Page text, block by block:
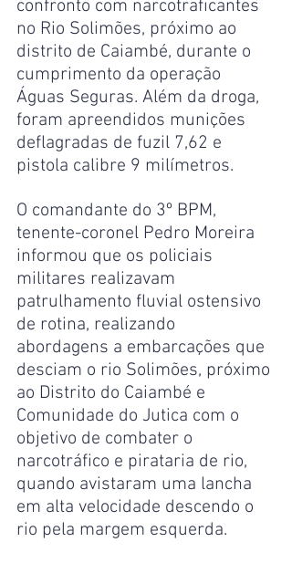
confronto com narcotraficantes
no Rio Solimões, próximo ao
distrito de Caiambé, durante o
cumprimento da operação
Águas Seguras. Além da droga,
foram apreendidos munições
deflagradas de fuzil 7,62 e
pistola calibre 9 milímetros.
O comandante do 3º BPM,
tenente-coronel Pedro Moreira
informou que os policiais
militares realizavam
patrulhamento fluvial ostensivo
de rotina, realizando
abordagens a embarcações que
desciam o rio Solimões, próximo
ao Distrito do Caiambé e
Comunidade do Jutica com o
objetivo de combater o
narcotráfico e pirataria de rio,
quando avistaram uma lancha
em alta velocidade descendo o
rio pela margem esquerda.